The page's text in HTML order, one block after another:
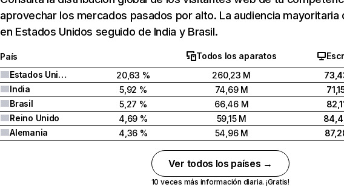
aprovechar los mercados pasados por alto. La audiencia
en Estados Unidos seguido de India y Brasil.
País Todos los aparatos
Estados Unidos
20,63 % 260,23 M
India
5,92 % 74,69 M
Brasil
5,27 % 66,46 M
Reino Unido
4,69 % 59,15 M
Alemania
4,36 % 54,96 M
Ver todos los países →
10 veces más información diaria. ¡Gratis!